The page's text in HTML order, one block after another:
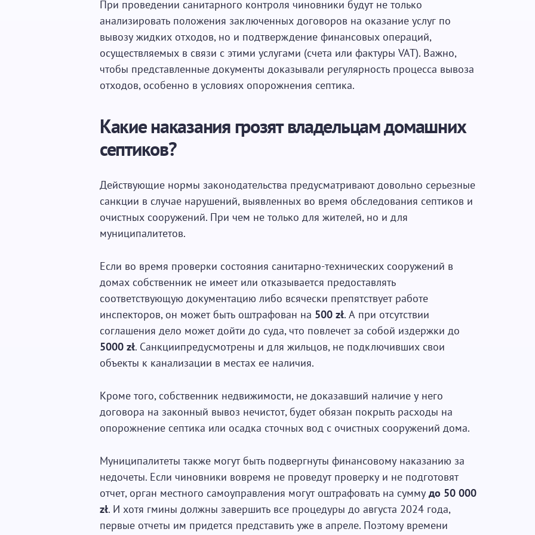
При проведении санитарного контроля чиновники будут не только
анализировать положения заключенных договоров на оказание услуг по
вывозу жидких отходов, но и подтверждение финансовых операций,
осуществляемых в связи с этими услугами (счета или фактуры VAT). Важно,
чтобы представленные документы доказывали регулярность процесса вывоза
отходов, особенно в условиях опорожнения септика.
Какие наказания грозят владельцам домашних
септиков?
Действующие нормы законодательства предусматривают довольно серьезные
санкции в случае нарушений, выявленных во время обследования септиков и
очистных сооружений. При чем не только для жителей, но и для
муниципалитетов.
Если во время проверки состояния санитарно-технических сооружений в
домах собственник не имеет или отказывается предоставлять
соответствующую документацию либо всячески препятствует работе
инспекторов, он может быть оштрафован на 500 zł. А при отсутствии
соглашения дело может дойти до суда, что повлечет за собой издержки до
5000 zł. Санкциипредусмотрены и для жильцов, не подключивших свои
объекты к канализации в местах ее наличия.
Кроме того, собственник недвижимости, не доказавший наличие у него
договора на законный вывоз нечистот, будет обязан покрыть расходы на
опорожнение септика или осадка сточных вод с очистных сооружений дома.
Муниципалитеты также могут быть подвергнуты финансовому наказанию за
недочеты. Если чиновники вовремя не проведут проверку и не подготовят
отчет, орган местного самоуправления могут оштрафовать на сумму до 50 000
zł. И хотя гмины должны завершить все процедуры до августа 2024 года,
первые отчеты им придется представить уже в апреле. Поэтому времени